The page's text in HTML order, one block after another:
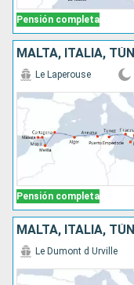
Pensión completa
Pensión completa
Le Laperouse
Le Dumont d Urville